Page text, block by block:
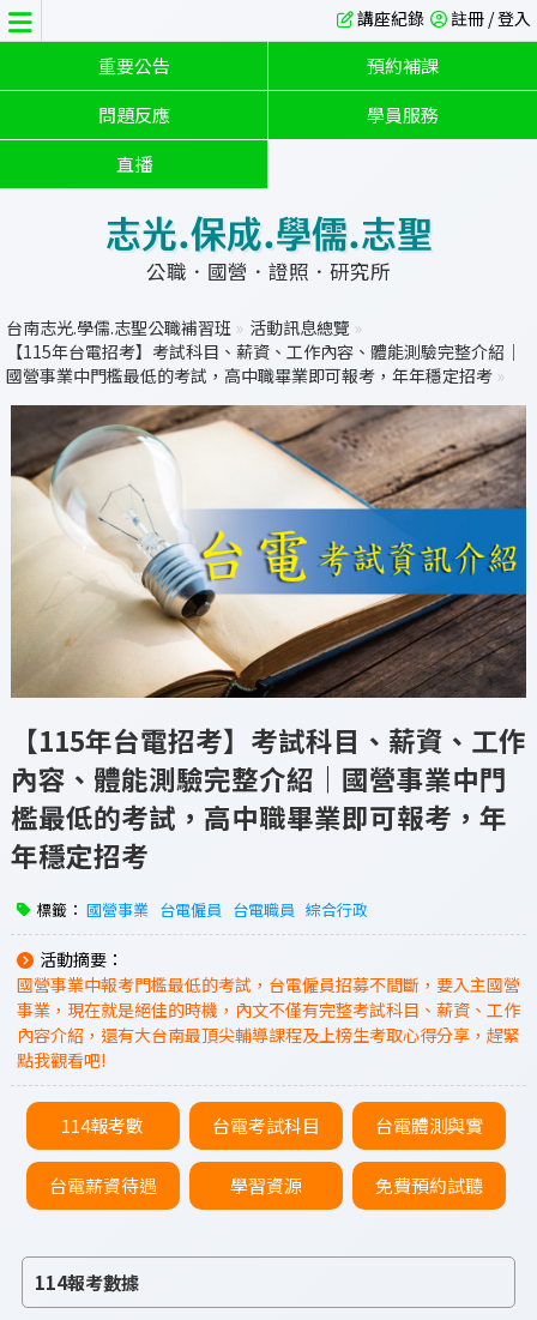
註冊 / 登入
講座紀錄
重要公告
預約補課
問題反應
學員服務
直播
志光.保成.學儒.志聖
公職．國營．證照．研究所
台南志光.學儒.志聖公職補習班 » 活動訊息總覽 »
【115年台電招考】考試科目、薪資、工作內容、體能測驗完整介紹｜
國營事業中門檻最低的考試，高中職畢業即可報考，年年穩定招考 »
【115年台電招考】考試科目、薪資、工作
內容、體能測驗完整介紹｜國營事業中門
檻最低的考試，高中職畢業即可報考，年
年穩定招考
標籤： 國營事業 台電僱員 台電職員 綜合行政
活動摘要：
國營事業中報考門檻最低的考試，台電僱員招募不間斷，要入主國營
事業，現在就是絕佳的時機，內文不僅有完整考試科目、薪資、工作
內容介紹，還有大台南最頂尖輔導課程及上榜生考取心得分享，趕緊
點我觀看吧!
114報考數 台電考試科目 台電體測與實
台電薪資待遇 學習資源 免費預約試聽
114報考數據